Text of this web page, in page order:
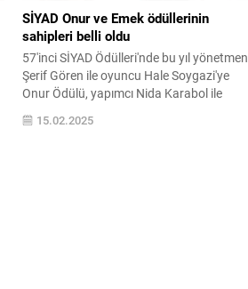
SİYAD Onur ve Emek ödüllerinin
sahipleri belli oldu
57'inci SİYAD Ödülleri'nde bu yıl yönetmen
Şerif Gören ile oyuncu Hale Soygazi'ye
Onur Ödülü, yapımcı Nida Karabol ile
yönetmen Muzaffer Hiçdurmaz'a ise
Emek Ödülü verilecek.
15.02.2025